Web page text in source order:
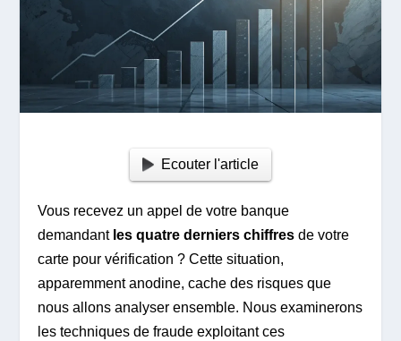
Ecouter l'article
Vous recevez un appel de votre banque
demandant les quatre derniers chiffres de votre
carte pour vérification ? Cette situation,
apparemment anodine, cache des risques que
nous allons analyser ensemble. Nous examinerons
les techniques de fraude exploitant ces